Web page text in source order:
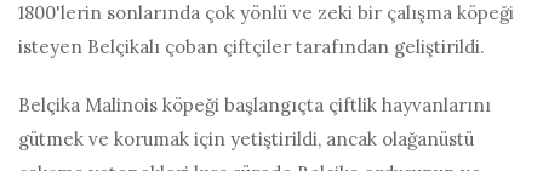
1800'lerin sonlarında çok yönlü ve zeki bir çalışma köpeği
isteyen Belçikalı çoban çiftçiler tarafından geliştirildi.
Belçika Malinois köpeği başlangıçta çiftlik hayvanlarını
gütmek ve korumak için yetiştirildi, ancak olağanüstü